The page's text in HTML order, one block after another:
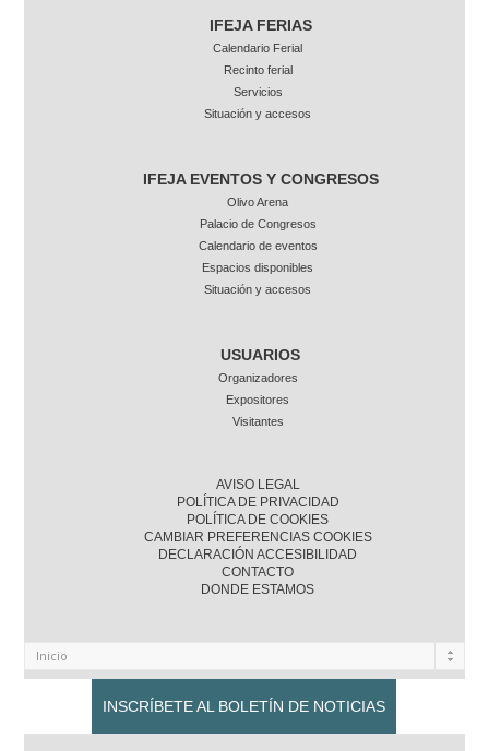
IFEJA FERIAS
Calendario Ferial
Recinto ferial
Servicios
Situación y accesos
IFEJA EVENTOS Y CONGRESOS
Olivo Arena
Palacio de Congresos
Calendario de eventos
Espacios disponibles
Situación y accesos
USUARIOS
Organizadores
Expositores
Visitantes
AVISO LEGAL
POLÍTICA DE PRIVACIDAD
POLÍTICA DE COOKIES
CAMBIAR PREFERENCIAS COOKIES
DECLARACIÓN ACCESIBILIDAD
CONTACTO
DONDE ESTAMOS
INSCRÍBETE AL BOLETÍN DE NOTICIAS